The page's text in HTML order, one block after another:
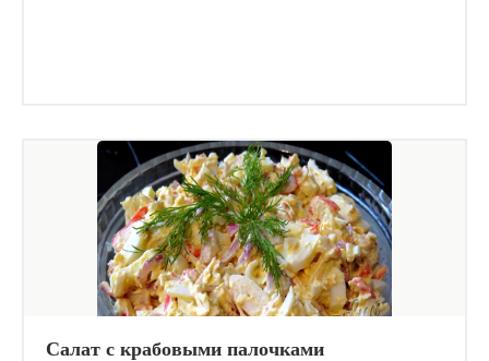
Салат с крабовыми палочками